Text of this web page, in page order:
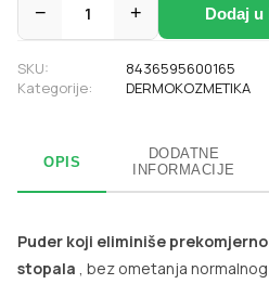
− 1 + Dodaj u
SKU:
8436595600165
Kategorije:
DERMOKOZMETIKA
OPIS
DODATNE
INFORMACIJE
Puder koji eliminiše
stopala , bez ometanja